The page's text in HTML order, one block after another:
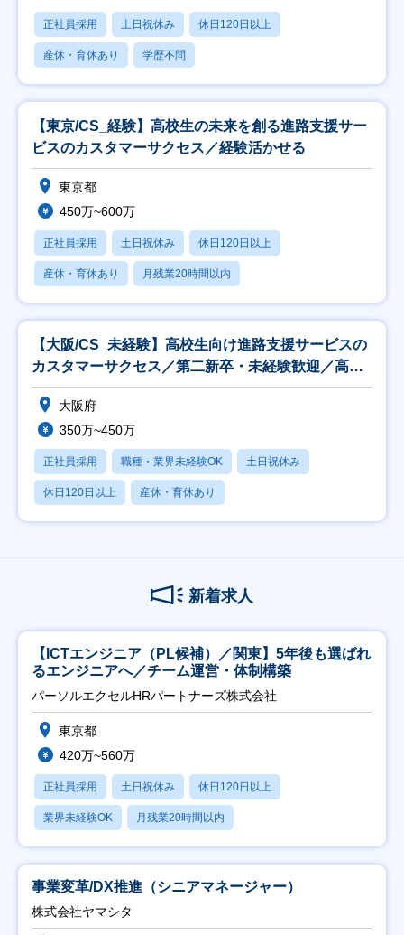
正社員採用 土日祝休み 休日120日以上
産休・育休あり 学歴不問
【東京/CS_経験】高校生の未来を創る進路支援サー
ビスのカスタマーサクセス／経験活かせる
東京都
450万~600万
正社員採用 土日祝休み 休日120日以上
産休・育休あり 月残業20時間以内
【大阪/CS_未経験】高校生向け進路支援サービスの
カスタマーサクセス／第二新卒・未経験歓迎／高卒
就活
大阪府
350万~450万
正社員採用 職種・業界未経験OK 土日祝休み
休日120日以上 産休・育休あり
新着求人
【ICTエンジニア（PL候補）／関東】5年後も選ばれ
るエンジニアへ／チーム運営・体制構築
パーソルエクセルHRパートナーズ株式会社
東京都
420万~560万
正社員採用 土日祝休み 休日120日以上
業界未経験OK 月残業20時間以内
事業変革/DX推進（シニアマネージャー）
株式会社ヤマシタ